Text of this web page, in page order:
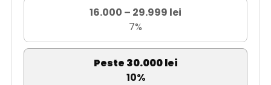
16.000 – 29.999 lei
7%
Peste 30.000 lei
10%